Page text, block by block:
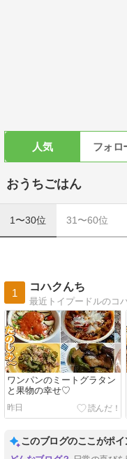
人気 フォロ
おうちごはん
1〜30位 31〜60位
1
コハクんち
ワンパンのミートグラタン
と果物の幸せ♡
昨日
このブログのここがポイ